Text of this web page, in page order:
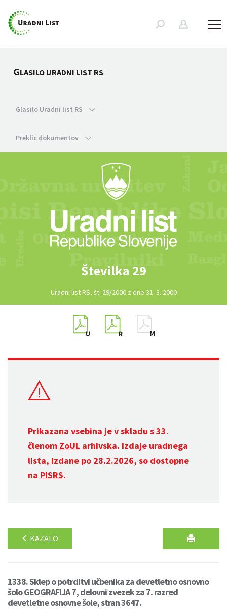
GLASILO URADNI LIST RS
Glasilo Uradni list RS
Preklic dokumentov
Številka 29
Uradni list RS, št. 29/2000 z dne 31. 3. 2000
Prikazana vsebina je v skladu s 33.
členom ZoUL arhivska. Izdaje uradnega
lista, izdane po 28.2.2026, so dostopne
na PISRS.
KAZALO
1338. Sklep o potrditvi učbenika za devetletno osnovno
šolo GEOGRAFIJA 7, delovni zvezek za 7. razred
devetletne osnovne šole, stran 3647.